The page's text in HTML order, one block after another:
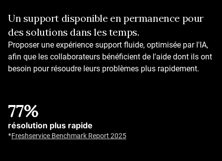
Un support disponible en permanence pour
des solutions dans les temps.
Proposer une expérience support fluide, optimisée par l'IA,
afin que les collaborateurs bénéficient de l'aide dont ils ont
besoin pour résoudre leurs problèmes plus rapidement.
77%
résolution plus rapide
*Freshservice Benchmark Report 2025
Résolvez les problèmes grâce à l'IA
Une IA opérationnelle tout de suite
Agents IA prêts à l'emploi, quelque soit votre secteur
Plus de 50 workflows et automatisations prédéfinis
Agents d'IA à auto-apprentissage
Jusqu'à 80 %
taux de résolution
Answer questions, execute actions, and provide support